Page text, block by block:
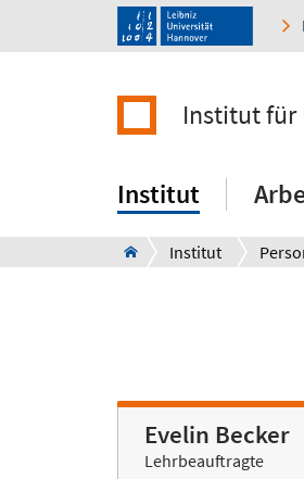
Institut für
Institut
Institut
Evelin Becker
Lehrbeauftragte